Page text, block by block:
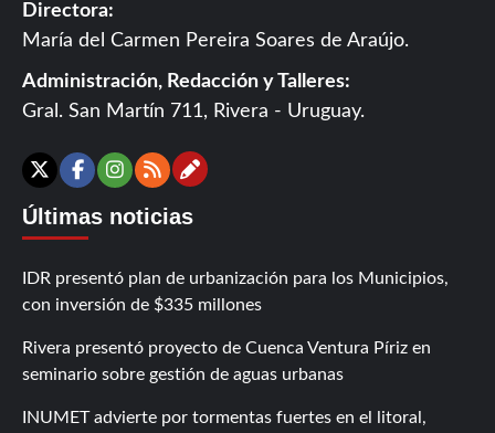
Directora:
María del Carmen Pereira Soares de Araújo.
Administración, Redacción y Talleres:
Gral. San Martín 711, Rivera - Uruguay.
X Facebook
Instagram
RSSContáctanos
Últimas noticias
IDR presentó plan de urbanización para los Municipios,
con inversión de $335 millones
Rivera presentó proyecto de Cuenca Ventura Píriz en
seminario sobre gestión de aguas urbanas
INUMET advierte por tormentas fuertes en el litoral,